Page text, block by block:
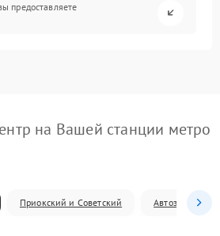
предоставляете
на Вашей станции метро
Приокский и Советский Автозаводский